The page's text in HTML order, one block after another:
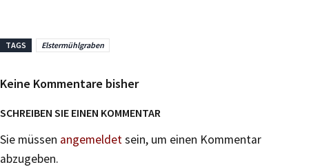
TAGS Elstermühlgraben
Keine Kommentare bisher
SCHREIBEN SIE EINEN KOMMENTAR
Sie müssen angemeldetsein, um einen Kommentar
abzugeben.